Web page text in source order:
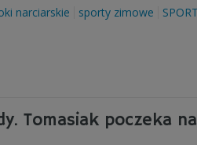
narciarskie sporty zimowe SPORT
Tomasiak poczeka